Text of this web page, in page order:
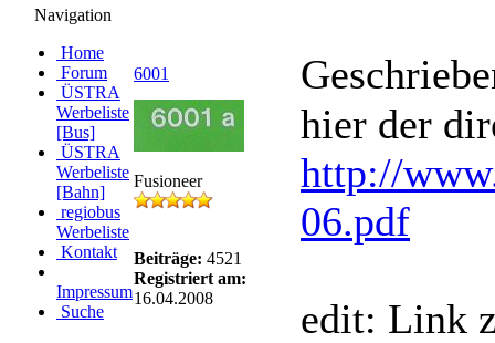
Navigation
Home
Forum
ÜSTRA
Werbeliste
[Bus]
ÜSTRA
Werbeliste
[Bahn]
regiobus
Werbeliste
Kontakt
Impressum
Suche
6001
Fusioneer
Beiträge: 4521
Registriert am:
16.04.2008
hier der
http://
06.pdf
edit: Link